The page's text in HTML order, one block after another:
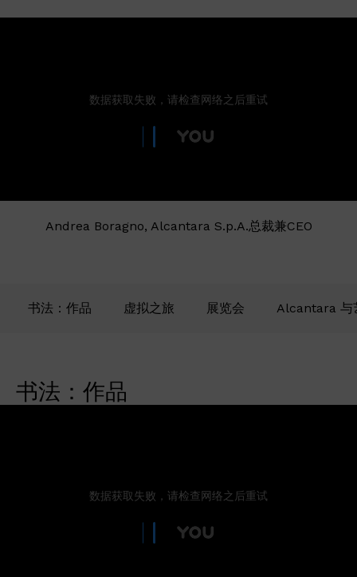
Andrea Boragno, Alcantara S.p.A.总裁兼CEO
书法：作品 虚拟之旅 展览会 Alcantara 与
书法：作品